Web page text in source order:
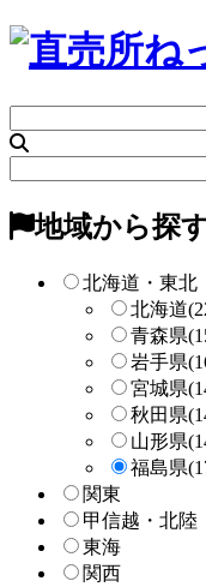
リ
索
ー
検
地域から探
北海道・東北
北海道
青森県
岩手県
宮城県
秋田県
山形県
福島県
関東
甲信越・北陸
東海
関西